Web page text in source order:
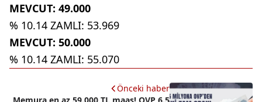
MEVCUT: 49.000
% 10.14 ZAMLI: 53.969
MEVCUT: 50.000
% 10.14 ZAMLI: 55.070
Önceki haber